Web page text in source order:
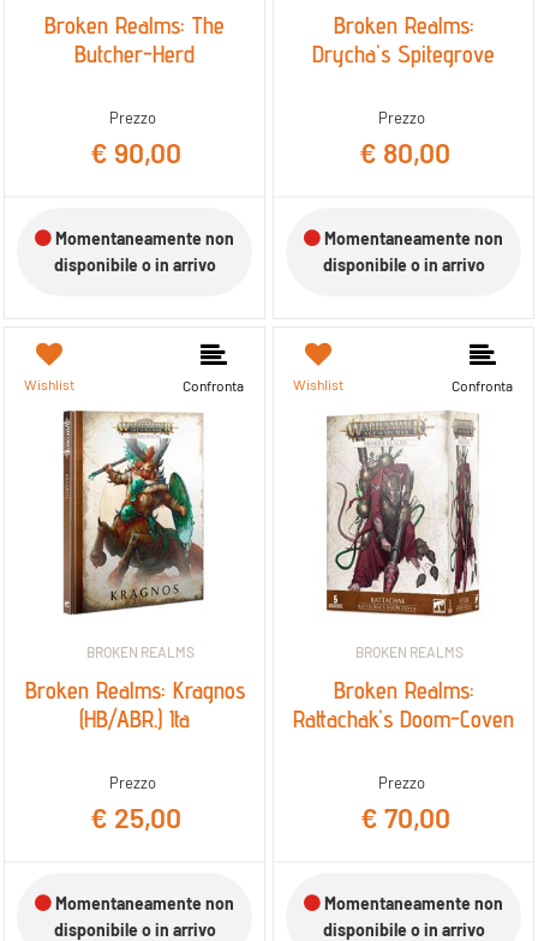
Broken Realms: The
Butcher-Herd
Prezzo
€ 90,00
Momentaneamente non
disponibile o in arrivo
Broken Realms:
Drycha's Spitegrove
Prezzo
€ 80,00
Momentaneamente non
disponibile o in arrivo
Wishlist Confronta
BROKEN REALMS
Broken Realms: Kragnos
(HB/ABR.) Ita
Prezzo
€ 25,00
Momentaneamente non
disponibile o in arrivo
Wishlist Confronta
BROKEN REALMS
Broken Realms:
Rattachak's Doom-Coven
Prezzo
€ 70,00
Momentaneamente non
disponibile o in arrivo